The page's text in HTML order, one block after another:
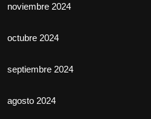
noviembre 2024
octubre 2024
septiembre 2024
agosto 2024